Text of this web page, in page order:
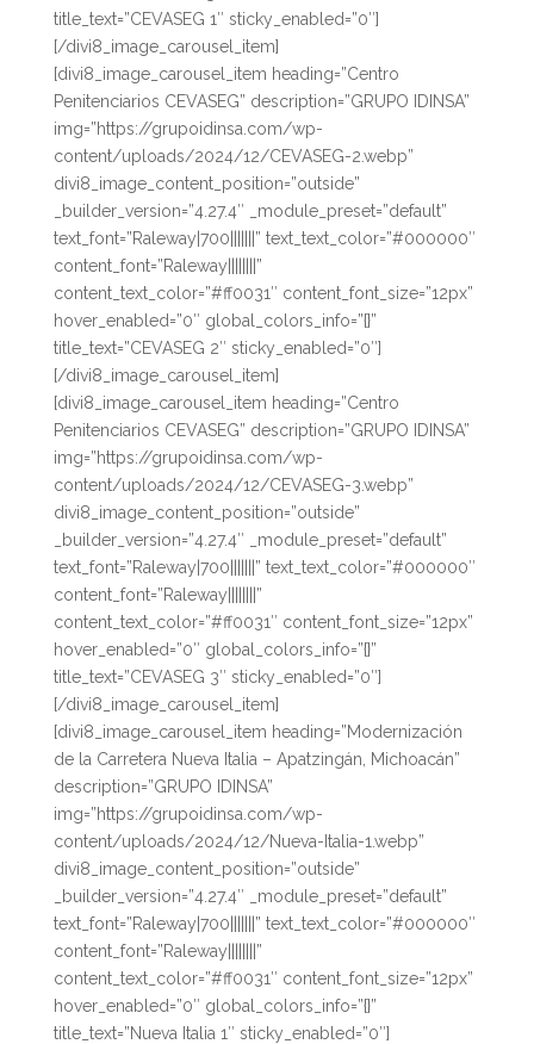
title_text=”CEVASEG 1″ sticky_enabled=”0″]
[/divi8_image_carousel_item]
[divi8_image_carousel_item heading=”Centro
Penitenciarios CEVASEG” description=”GRUPO IDINSA”
img=”https://grupoidinsa.com/wp-
content/uploads/2024/12/CEVASEG-2.webp”
divi8_image_content_position=”outside”
_builder_version=”4.27.4″ _module_preset=”default”
text_font=”Raleway|700|||||||” text_text_color=”#000000″
content_font=”Raleway||||||||”
content_text_color=”#ff0031″ content_font_size=”12px”
hover_enabled=”0″ global_colors_info=”{}”
title_text=”CEVASEG 2″ sticky_enabled=”0″]
[/divi8_image_carousel_item]
[divi8_image_carousel_item heading=”Centro
Penitenciarios CEVASEG” description=”GRUPO IDINSA”
img=”https://grupoidinsa.com/wp-
content/uploads/2024/12/CEVASEG-3.webp”
divi8_image_content_position=”outside”
_builder_version=”4.27.4″ _module_preset=”default”
text_font=”Raleway|700|||||||” text_text_color=”#000000″
content_font=”Raleway||||||||”
content_text_color=”#ff0031″ content_font_size=”12px”
hover_enabled=”0″ global_colors_info=”{}”
title_text=”CEVASEG 3″ sticky_enabled=”0″]
[/divi8_image_carousel_item]
[divi8_image_carousel_item heading=”Modernización
de la Carretera Nueva Italia – Apatzingán, Michoacán”
description=”GRUPO IDINSA”
img=”https://grupoidinsa.com/wp-
content/uploads/2024/12/Nueva-Italia-1.webp”
divi8_image_content_position=”outside”
_builder_version=”4.27.4″ _module_preset=”default”
text_font=”Raleway|700|||||||” text_text_color=”#000000″
content_font=”Raleway||||||||”
content_text_color=”#ff0031″ content_font_size=”12px”
hover_enabled=”0″ global_colors_info=”{}”
title_text=”Nueva Italia 1″ sticky_enabled=”0″]